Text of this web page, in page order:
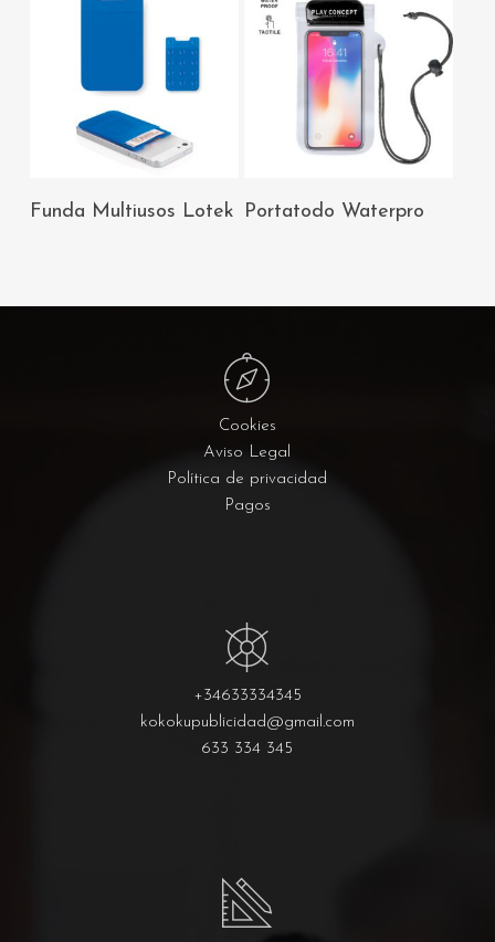
AÑADIR AL
Funda Multiusos Lotek
AÑADIR AL
Portatodo Waterpro
Cookies
Aviso Legal
Política de privacidad
Pagos
+34633334345
kokokupublicidad@gmail.com
633 334 345